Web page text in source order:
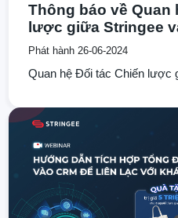
Thông báo về Quan
lược giữa Stringee
Phát hành 26-06-2024
Quan hệ Đối tác Chiến lược